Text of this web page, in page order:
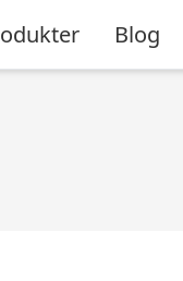
Blog